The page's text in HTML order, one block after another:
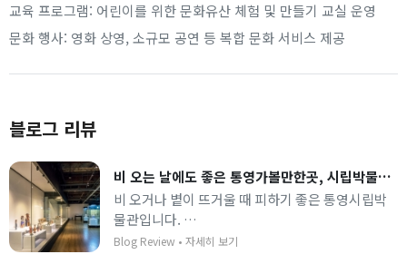
교육 프로그램: 어린이를 위한 문화유산 체험 및 만들기 교실 운영
문화 행사: 영화 상영, 소규모 공연 등 복합 문화 서비스 제공
블로그 리뷰
비 오는 날에도 좋은 통영가볼만한곳, 시립박물관 실내 나들이
비 오거나 볕이 뜨거울 때 피하기 좋은 통영시립박
물관입니다.
아이들과 도란도란 걷기 좋고 어른들은 추억을 불러
Blog Review • 자세히 보기